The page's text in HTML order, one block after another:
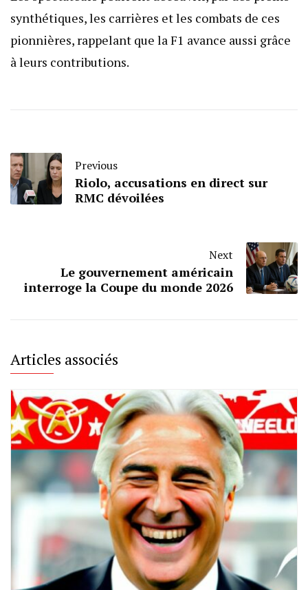
synthétiques, les carrières et les combats de ces
pionnières, rappelant que la F1 avance aussi grâce
à leurs contributions.
Previous
Riolo, accusations en direct sur
RMC dévoilées
Next
Le gouvernement américain
interroge la Coupe du monde 2026
Articles associés